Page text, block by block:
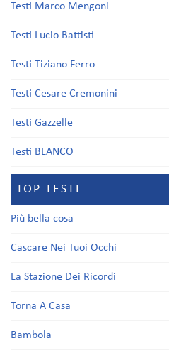
Testi Marco Mengoni
Testi Lucio Battisti
Testi Tiziano Ferro
Testi Cesare Cremonini
Testi Gazzelle
Testi BLANCO
TOP TESTI
Più bella cosa
Cascare Nei Tuoi Occhi
La Stazione Dei Ricordi
Torna A Casa
Bambola